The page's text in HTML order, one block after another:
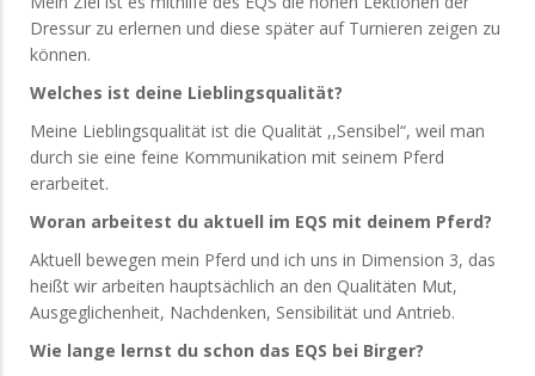
Dressur zu erlernen und diese später auf Turnieren zeigen zu
können.
Welches ist deine Lieblingsqualität?
Meine Lieblingsqualität ist die Qualität ,,Sensibel“, weil man
durch sie eine feine Kommunikation mit seinem Pferd
erarbeitet.
Woran arbeitest du aktuell im EQS mit deinem Pferd?
Aktuell bewegen mein Pferd und ich uns in Dimension 3, das
heißt wir arbeiten hauptsächlich an den Qualitäten Mut,
Ausgeglichenheit, Nachdenken, Sensibilität und Antrieb.
Wie lange lernst du schon das EQS bei Birger?